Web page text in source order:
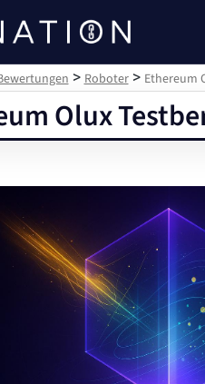
>Roboter> Ethereum
Olux